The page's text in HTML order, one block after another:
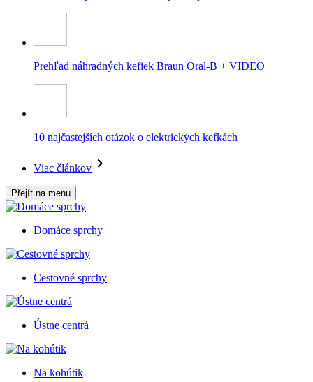
Prehľad náhradných kefiek Braun Oral-B + VIDEO
10 najčastejších otázok o elektrických kefkách
Viac článkov
Přejít na menu
Domáce sprchy
Cestovné sprchy
Ústne centrá
Na kohútik